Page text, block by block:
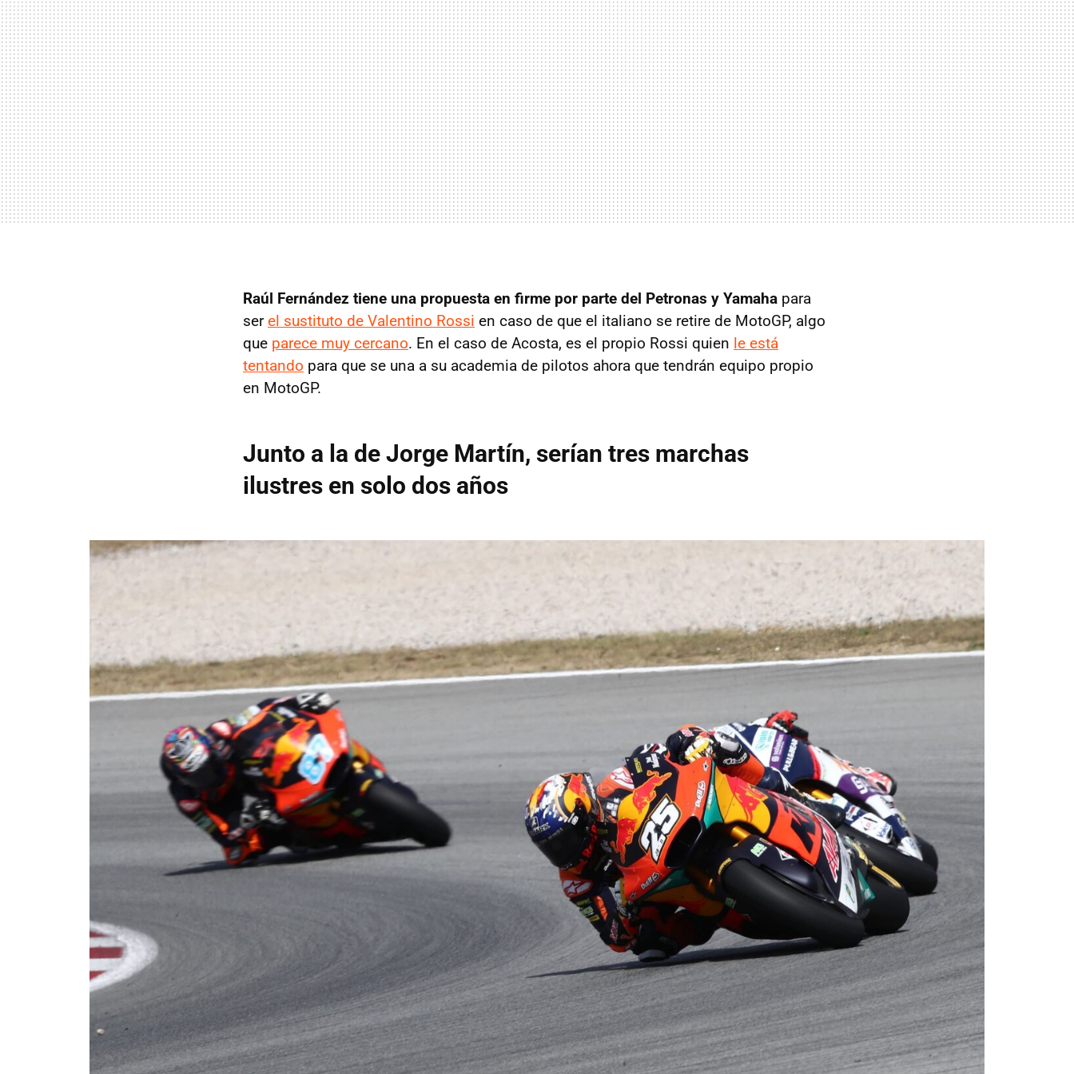
Raúl Fernández tiene una propuesta en firme por parte del Petronas y Yamaha para
serel sustituto de Valentino Rossi en caso de que el italiano se retire de MotoGP, algo
que parece muy cercano. En el caso de Acosta, es el propio Rossi quien le está
tentando para que se una a su academia de pilotos ahora que tendrán equipo propio
en MotoGP.
Junto a la de Jorge Martín, serían tres marchas
ilustres en solo dos años